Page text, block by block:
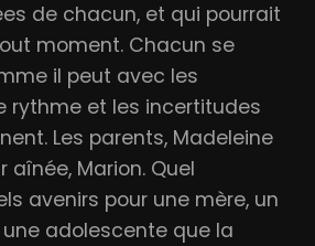
de chacun, et qui pourrait
moment. Chacun se
il peut avec les
rythme et les incertitudes
Les parents, Madeleine
Marion. Quel
avenirs pour une mère, un
une adolescente que la